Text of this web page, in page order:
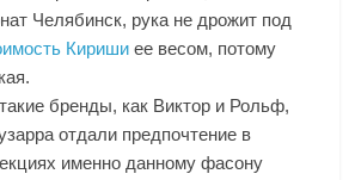
Челябинск, рука не дрожит под
Кириши ее весом, потому
бренды, как Виктор и Рольф,
отдали предпочтение в
именно данному фасону